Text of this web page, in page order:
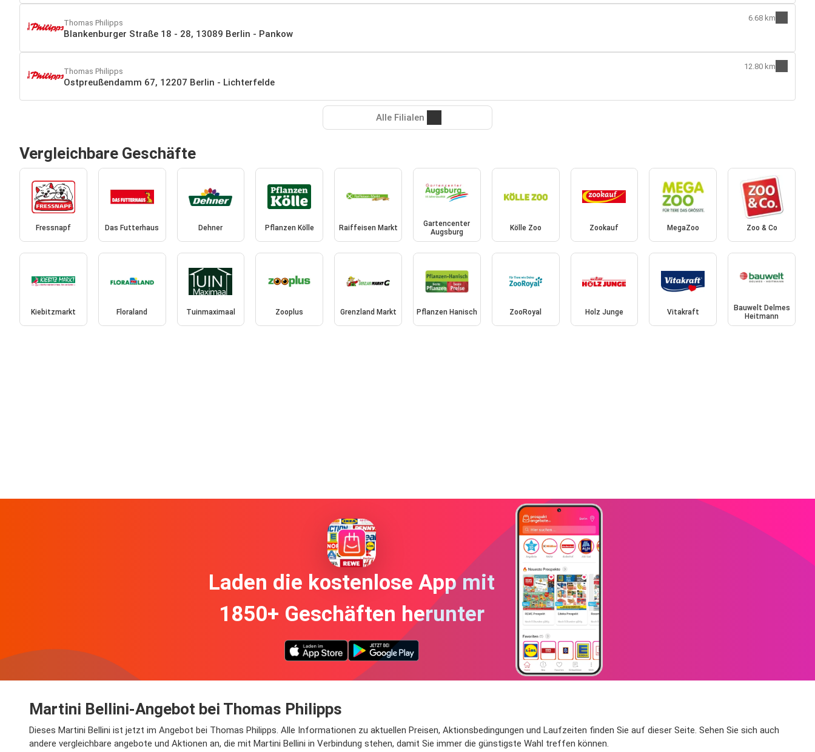
Thomas Philipps
Blankenburger Straße 18 - 28, 13089 Berlin - Pankow
6.68 km
Thomas Philipps
Ostpreußendamm 67, 12207 Berlin - Lichterfelde
12.80 km
Alle Filialen
Vergleichbare Geschäfte
Fressnapf Das Futterhaus Dehner Pflanzen Kölle Raiffeisen Markt
Gartencenter
Augsburg
Kölle Zoo Zookauf MegaZoo Zoo & Co
Kiebitzmarkt Floraland Tuinmaximaal Zooplus Grenzland Markt Pflanzen Hanisch ZooRoyal Holz Junge Vitakraft
Bauwelt Delmes
Heitmann
Laden die kostenlose App mit
1850+ Geschäften herunter
Martini Bellini-Angebot bei Thomas Philipps
Dieses Martini Bellini ist jetzt im Angebot bei Thomas Philipps. Alle Informationen zu aktuellen Preisen, Aktionsbedingungen und Laufzeiten finden Sie auf dieser Seite. Sehen Sie sich auch
andere vergleichbare angebote und Aktionen an, die mit Martini Bellini in Verbindung stehen, damit Sie immer die günstigste Wahl treffen können.